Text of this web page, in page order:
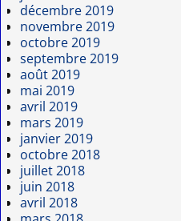
décembre 2019
novembre 2019
octobre 2019
septembre 2019
août 2019
mai 2019
avril 2019
mars 2019
janvier 2019
octobre 2018
juillet 2018
juin 2018
avril 2018